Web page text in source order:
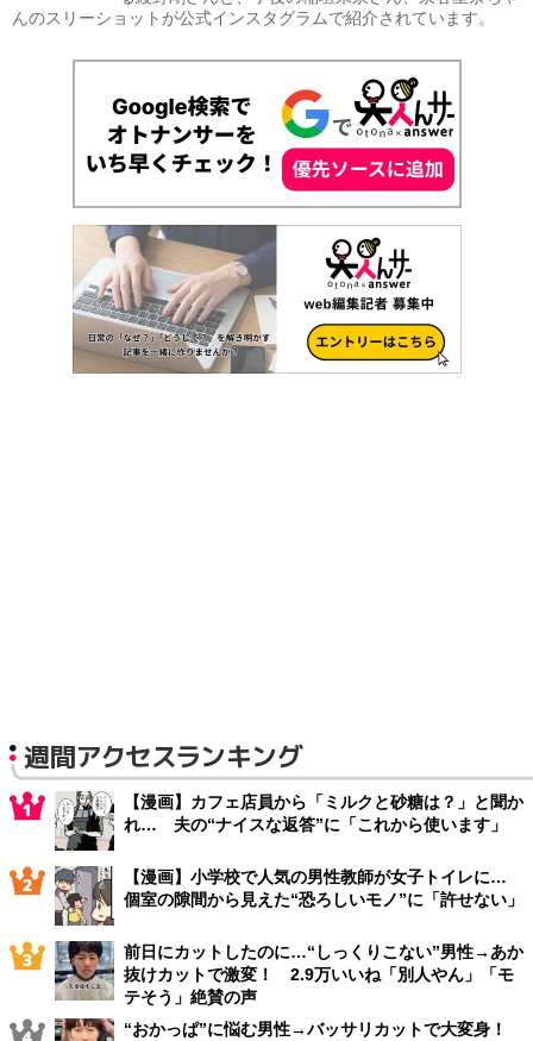
んのスリーショットが公式インスタグラムで紹介されています。
週間アクセスランキング
【漫画】カフェ店員から「ミルクと砂糖は？」と聞か
れ… 夫の“ナイスな返答”に「これから使います」
【漫画】小学校で人気の男性教師が女子トイレに…
個室の隙間から見えた“恐ろしいモノ”に「許せない」
前日にカットしたのに…“しっくりこない”男性→あか
抜けカットで激変！ 2.9万いいね「別人やん」「モ
テそう」絶賛の声
“おかっぱ”に悩む男性→バッサリカットで大変身！